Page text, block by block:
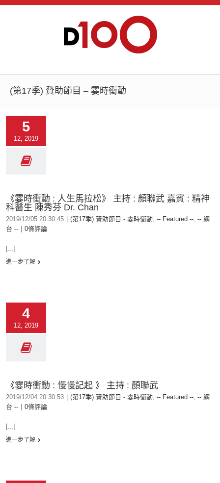
(第17季) 贊助節目 – 霎時衝動
5
12, 2019
《霎時衝動 : 人生馬拉松》 主持 : 顏聯武 嘉賓 : 精神
科醫生 陳秀芬 Dr. Chan
2019/12/05 20:30:45 (第17季) 贊助節目 - 霎時衝動, -- Featured --, -- 網
台 --
0條評論
[...]
進一步了解
4
12, 2019
《霎時衝動 : 慢慢記起 》 主持 : 顏聯武
2019/12/04 20:30:53 (第17季) 贊助節目 - 霎時衝動, -- Featured --, -- 網
台 --
0條評論
[...]
進一步了解